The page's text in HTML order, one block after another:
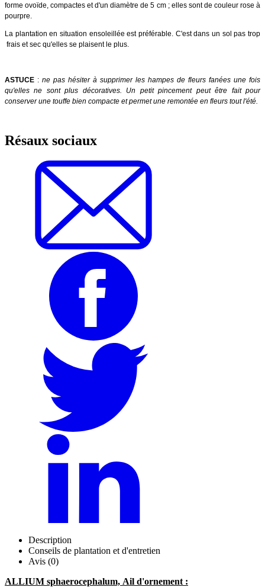
forme ovoïde, compactes et d'un diamètre de 5 cm ; elles sont de couleur rose à
pourpre.
La plantation en situation ensoleillée est préférable. C'est dans un sol pas trop
frais et sec qu'elles se plaisent le plus.
ASTUCE : ne pas hésiter à supprimer les hampes de fleurs fanées une fois
qu'elles ne sont plus décoratives. Un petit pincement peut être fait pour
conserver une touffe bien compacte et permet une remontée en fleurs tout l'été.
Résaux sociaux
Description
Conseils de plantation et d'entretien
Avis (0)
ALLIUM sphaerocephalum, Ail d'ornement :